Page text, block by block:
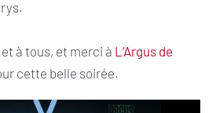
à tous, et merci à L’Argus de
cette belle soirée.